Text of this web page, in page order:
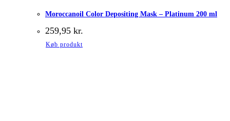
Moroccanoil Color Depositing Mask – Platinum 200 ml
259,95 kr.
Køb produkt